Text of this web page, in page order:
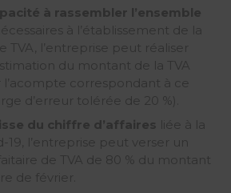
à rassembler l’ensemble
à l’établissement de la
TVA, l’entreprise peut réaliser
du montant de la TVA
correspondant à ce
d’erreur tolérée de 20 %).
du chiffre d’affaires
liée à la
19, l’entreprise peut verser un
de TVA de 80 % du montant
de février.